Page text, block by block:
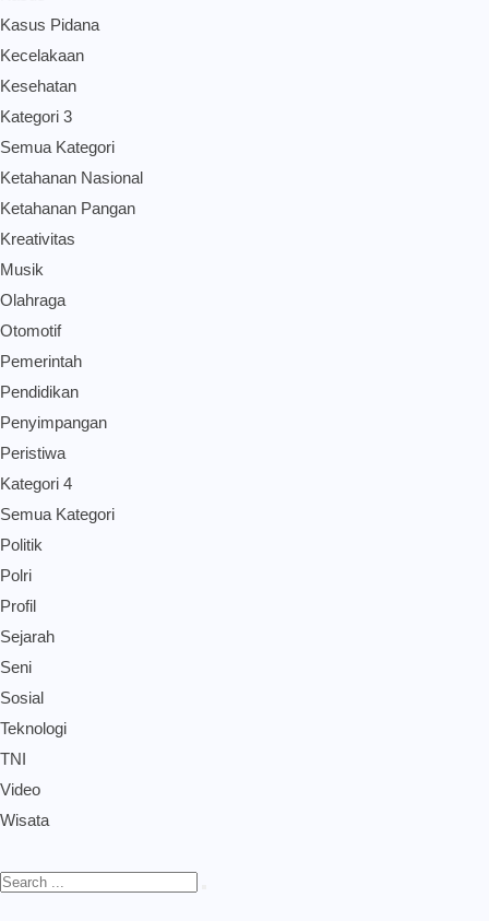
Kasus Pidana
Kecelakaan
Kesehatan
Kategori 3
Semua Kategori
Ketahanan Nasional
Ketahanan Pangan
Kreativitas
Musik
Olahraga
Otomotif
Pemerintah
Pendidikan
Penyimpangan
Peristiwa
Kategori 4
Semua Kategori
Politik
Polri
Profil
Sejarah
Seni
Sosial
Teknologi
TNI
Video
Wisata